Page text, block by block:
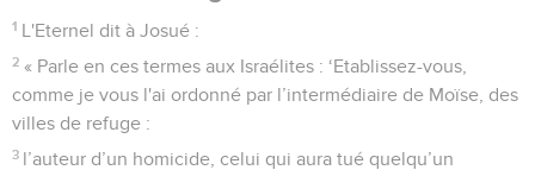
1 L'Eternel dit à Josué :
2 « Parle en ces termes aux Israélites : ‘Etablissez-vous,
comme je vous l'ai ordonné par l’intermédiaire de Moïse, des
villes de refuge :
3 l’auteur d’un homicide, celui qui aura tué quelqu’un